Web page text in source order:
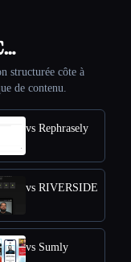
structurée côte à
de contenu.
vs Rephrasely
vs RIVERSIDE
vs Sumly